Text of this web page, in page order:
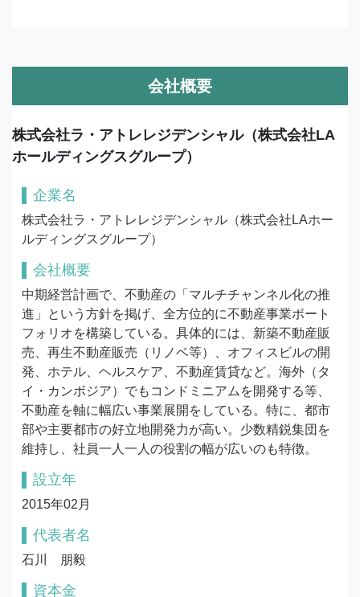
会社概要
株式会社ラ・アトレレジデンシャル（株式会社LA
ホールディングスグループ）
企業名
株式会社ラ・アトレレジデンシャル（株式会社LAホー
ルディングスグループ）
会社概要
中期経営計画で、不動産の「マルチチャンネル化の推
進」という方針を掲げ、全方位的に不動産事業ポート
フォリオを構築している。具体的には、新築不動産販
売、再生不動産販売（リノベ等）、オフィスビルの開
発、ホテル、ヘルスケア、不動産賃貸など。海外（タ
イ・カンボジア）でもコンドミニアムを開発する等、
不動産を軸に幅広い事業展開をしている。特に、都市
部や主要都市の好立地開発力が高い。少数精鋭集団を
維持し、社員一人一人の役割の幅が広いのも特徴。
設立年
2015年02月
代表者名
石川　朋毅
資本金